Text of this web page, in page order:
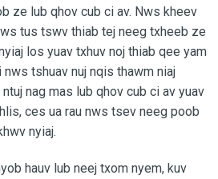
ze lub qhov cub ci av. Nws kheev
tus tswv thiab tej neeg txheeb ze
los yuav txhuv noj thiab qee yam
tshuav nuj nqis thawm niaj
nag mas lub qhov cub ci av yuav
ces ua rau nws tsev neeg poob
nyiaj.
hauv lub neej txom nyem, kuv